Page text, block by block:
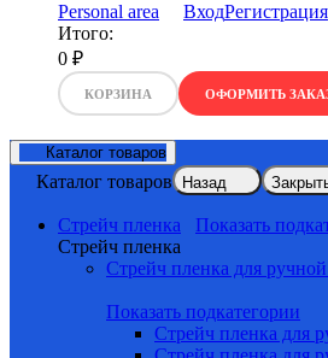
Personal area ВходРегистрация
Итого:
0 ₽
КОРЗИНА ОФОРМИТЬ
Каталог товаров
Каталог товаров Назад
Стрейч пленка
Показать
Стрейч пленка
Стрейч пленка для
Показать подкатегории
Стрейч пленка для